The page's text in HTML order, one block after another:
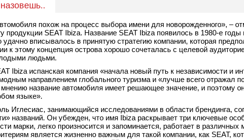
похож на процесс выбора имени для новорожденного», –
продукции SEAT Ibiza. Название SEAT Ibiza появилось в 1980-е годы
вписывалось в принятую стратегию компании, которая
к этому концепция острова хорошо сочеталась с целевой
людьми.
Ibiza испанская компания «начала новый путь к независимости и
направлением глобального туризма и «лучше всего отражал
название автомобиля имеет решающее значение, и поэтому
языке».
Иглесиас, занимающийся исследованиями в области брендинга,
названий. Он убежден, что имя Ibiza раскрывает три ключевые
марки, легко произносится и запоминается, работает в
является жизненно важным для такой компании, как SEAT,